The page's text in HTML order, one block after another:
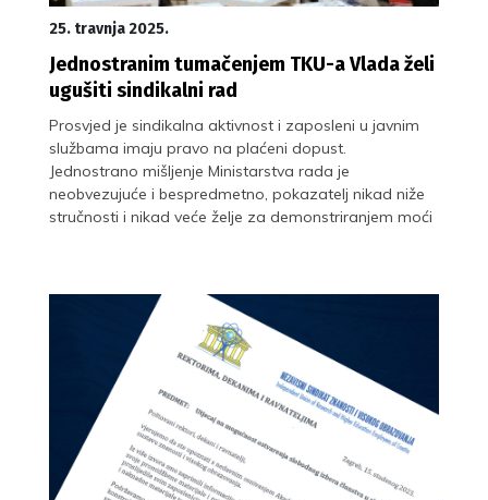
25. travnja 2025.
Jednostranim tumačenjem TKU-a Vlada želi
ugušiti sindikalni rad
Prosvjed je sindikalna aktivnost i zaposleni u javnim
službama imaju pravo na plaćeni dopust.
Jednostrano mišljenje Ministarstva rada je
neobvezujuće i bespredmetno, pokazatelj nikad niže
stručnosti i nikad veće želje za demonstriranjem moći